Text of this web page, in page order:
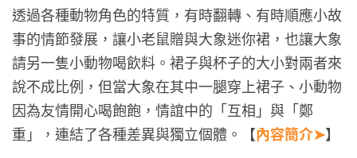
透過各種動物角色的特質，有時翻轉、有時順應小故
事的情節發展，讓小老鼠贈與大象迷你裙，也讓大象
請另一隻小動物喝飲料。裙子與杯子的大小對兩者來
說不成比例，但當大象在其中一腿穿上裙子、小動物
因為友情開心喝飽飽，情誼中的「互相」與「鄭
重」，連結了各種差異與獨立個體。【內容簡介➤】